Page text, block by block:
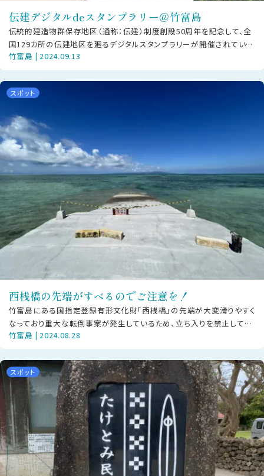
伝建デジタルdeスタンプラリー＠竹富島
伝統的建造物群保存地区（通称：伝建）制度創設50周年を記念して、全
国129カ所の伝建地区を廻るデジタルスタンプラリーが開催されていま
す。竹富島の赤瓦屋根、珊瑚の
竹富島 | 2024.09.13
スポット
西桟橋の先端がすべるのでご注意を！
竹富島にある国指定登録有形文化財「西桟橋」の先端が大変滑りやすく
なっており重大な転倒事案が発生しているため、立ち入りを禁止してお
ります。竹富島には小さな診療所が
竹富島 | 2024.08.28
スポット